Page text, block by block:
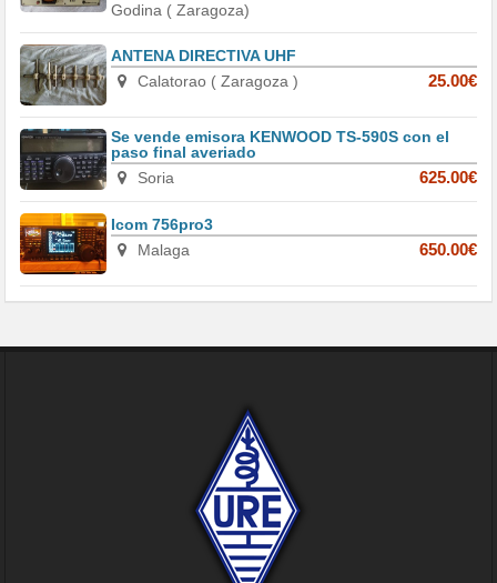
Godina ( Zaragoza)
ANTENA DIRECTIVA UHF
Calatorao ( Zaragoza )
25.00€
Se vende emisora KENWOOD TS-590S con el
paso final averiado
Soria
625.00€
Icom 756pro3
Malaga
650.00€